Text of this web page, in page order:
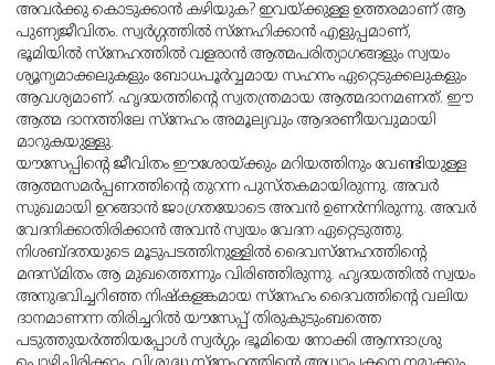
അവർക്കു കൊടുക്കാൻ കഴിയുക? ഇവയ്ക്കുള്ള ഉത്തരമാണ് ആ
പുണ്യജീവിതം. സ്വർഗ്ഗത്തിൽ സ്നേഹിക്കാൻ എളുപ്പമാണ്,
ഭൂമിയിൽ സ്നേഹത്തിൽ വളരാൻ ആത്മപരിത്യാഗങ്ങളും സ്വയം
ശ്യൂന്യമാക്കലുകളും ബോധപൂർവ്വമായ സഹനം ഏറ്റെടുക്കലുകളും
ആവശ്യമാണ്. ഹൃദയത്തിൻ്റെ സ്വതന്ത്രമായ ആത്മദാനമണത്. ഈ
ആത്മ ദാനത്തിലേ സ്നേഹം അമൂല്യവും ആദരണീയവുമായി
മാറുകയുള്ളു.
യൗസേപ്പിൻ്റെ ജീവിതം ഈശോയ്ക്കും മറിയത്തിനും വേണ്ടിയുള്ള
ആത്മസമർപ്പണത്തിൻ്റെ തുറന്ന പുസ്തകമായിരുന്നു. അവർ
സുഖമായി ഉറങ്ങാൻ ജാഗ്രതയോടെ അവൻ ഉണർന്നിരുന്നു. അവർ
വേദനിക്കാതിരിക്കാൻ അവൻ സ്വയം വേദന ഏറ്റെടുത്തു.
നിശബ്ദതയുടെ മൂടുപടത്തിനുള്ളിൽ ദൈവസ്നേഹത്തിൻ്റെ
മന്ദസ്മിതം ആ മുഖത്തെന്നും വിരിഞ്ഞിരുന്നു. ഹൃദയത്തിൽ സ്വയം
അനുഭവിച്ചറിഞ്ഞ നിഷ്കളങ്കമായ സ്നേഹം ദൈവത്തിൻ്റെ വലിയ
ദാനമാണന്ന തിരിച്ചറിൽ യൗസേപ്പ് തിരുകുടുംബത്തെ
പടുത്തുയർത്തിയപ്പോൾ സ്വർഗ്ഗം ഭൂമിയെ നോക്കി ആനന്ദാശ്രു